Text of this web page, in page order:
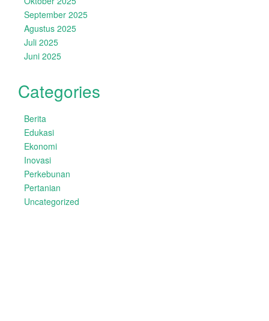
September 2025
Agustus 2025
Juli 2025
Juni 2025
Categories
Berita
Edukasi
Ekonomi
Inovasi
Perkebunan
Pertanian
Uncategorized